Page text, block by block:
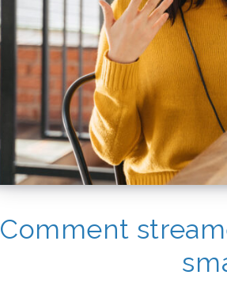
Comment